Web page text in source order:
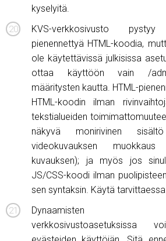
kyselyitä.
KVS-verkkosivusto
pienennettyä HTML-koodia,
ole käytettävissä julkisissa
ottaa käyttöön vain /
määritysten kautta. HTML-
HTML-koodin ilman
tekstialueiden
näkyvä monirivinen
videokuvauksen
kuvauksen); ja myös jos
JS/CSS-koodi ilman
sen syntaksin. Käytä
Dynaamisten